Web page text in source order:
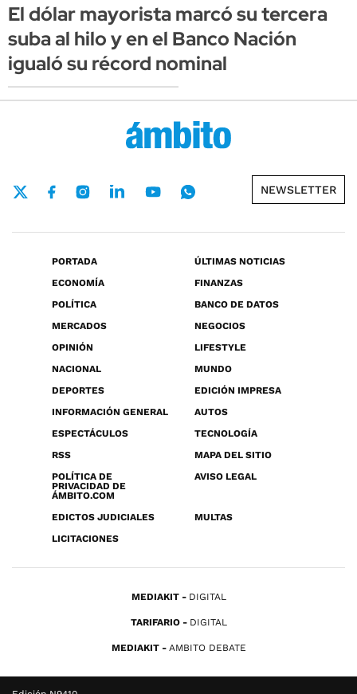
El dólar mayorista marcó su tercera
suba al hilo y en el Banco Nación
igualó su récord nominal
NEWSLETTER
PORTADA
ÚLTIMAS NOTICIAS
ECONOMÍA
FINANZAS
POLÍTICA
BANCO DE DATOS
MERCADOS
NEGOCIOS
OPINIÓN
LIFESTYLE
NACIONAL
MUNDO
DEPORTES
EDICIÓN IMPRESA
INFORMACIÓN GENERAL
AUTOS
ESPECTÁCULOS
TECNOLOGÍA
RSS
MAPA DEL SITIO
POLÍTICA DE
PRIVACIDAD DE
ÁMBITO.COM
AVISO LEGAL
EDICTOS JUDICIALES
MULTAS
LICITACIONES
MEDIAKIT DIGITAL
TARIFARIO DIGITAL
MEDIAKIT AMBITO DEBATE